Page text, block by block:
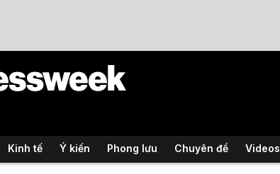
Kinh tế Ý kiến Phong lưu Chuyên đề Videos